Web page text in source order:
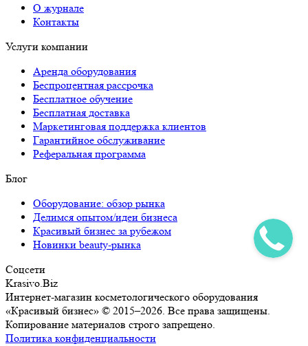
О журнале
Контакты
Услуги компании
Аренда оборудования
Беспроцентная рассрочка
Бесплатное обучение
Бесплатная доставка
Маркетинговая поддержка клиентов
Гарантийное обслуживание
Реферальная программа
Блог
Оборудование: обзор рынка
Делимся опытом/идеи бизнеса
Красивый бизнес за рубежом
Новинки beauty-рынка
Соцсети
Krasivo.Biz
Интернет-магазин косметологического оборудования
«Красивый бизнес» © 2015–2026. Все права защищены.
Копирование материалов строго запрещено.
Политика конфиденциальности